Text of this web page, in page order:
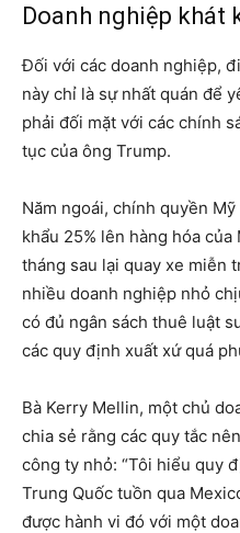
Doanh nghiệp khát
Đối với các doanh nghiệp,
này chỉ là sự nhất quán để
phải đối mặt với các chính
tục của ông Trump.
Năm ngoái, chính quyền
khẩu 25% lên hàng hóa
tháng sau lại quay xe miễn
nhiều doanh nghiệp nhỏ
có đủ ngân sách thuê luật
các quy định xuất xứ quá
Bà Kerry Mellin, một chủ
chia sẻ rằng các quy tắc
công ty nhỏ: “Tôi hiểu quy
Trung Quốc tuồn qua
được hành vi đó với một